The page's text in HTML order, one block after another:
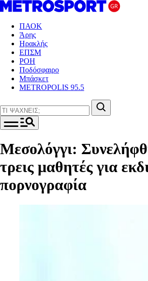
ΠΑΟΚ
Άρης
Ηρακλής
ΕΠΣΜ
ΡΟΗ
Ποδόσφαιρο
Μπάσκετ
METROPOLIS 95.5
Μεσολόγγι:
τρεις μαθητές για
πορνογραφία